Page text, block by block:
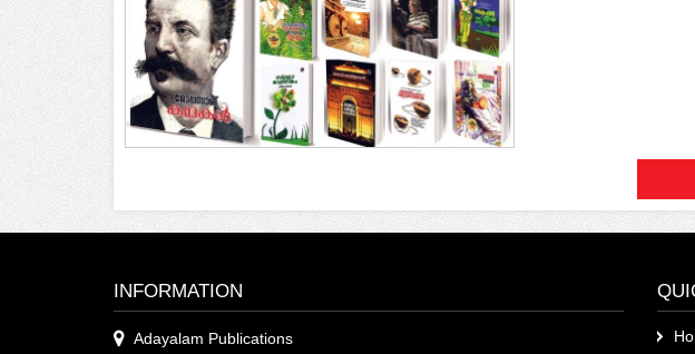
INFORMATION
Adayalam Publications